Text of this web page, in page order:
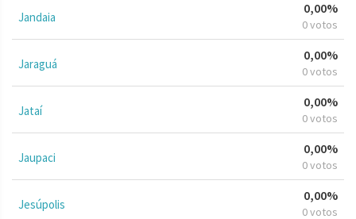
Jandaia
0,00%
0 votos
Jaraguá
0,00%
0 votos
Jataí
0,00%
0 votos
Jaupaci
0,00%
0 votos
Jesúpolis
0,00%
0 votos